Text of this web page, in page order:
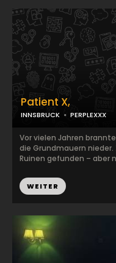
Patient X,
INNSBRUCK PERPLEXXX
Vor vielen Jahren
die Grundmauern
Ruinen gefunden – aber
WEITER